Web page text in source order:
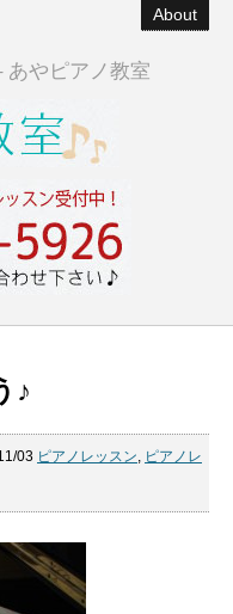
About
あやピアノ教室
♪
03 ピアノレッスン, ピアノレ